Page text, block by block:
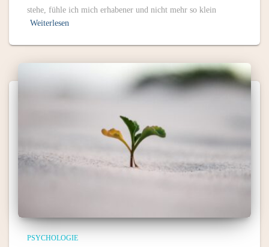
stehe, fühle ich mich erhabener und nicht mehr so klein
Weiterlesen
PSYCHOLOGIE